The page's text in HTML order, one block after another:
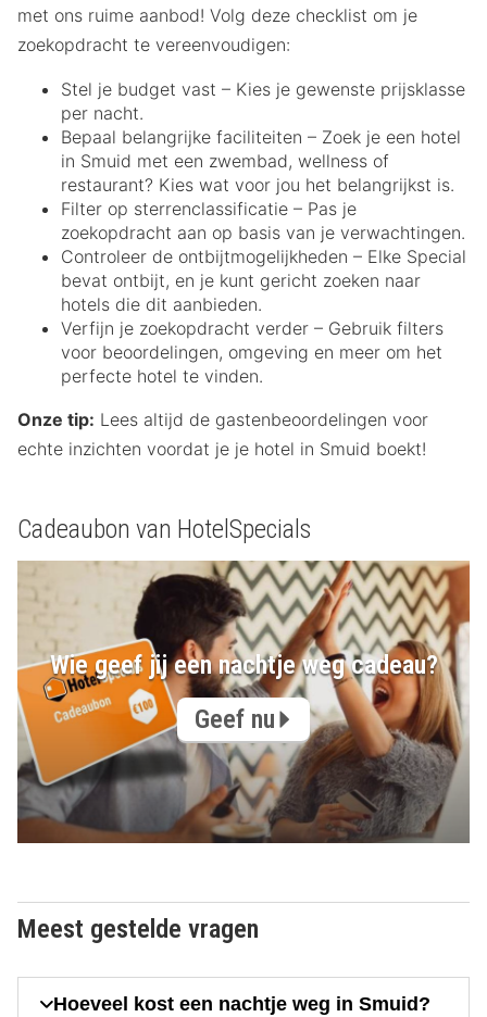
met ons ruime aanbod! Volg deze checklist om je
zoekopdracht te vereenvoudigen:
Stel je budget vast – Kies je gewenste prijsklasse
per nacht.
Bepaal belangrijke faciliteiten – Zoek je een hotel
in Smuid met een zwembad, wellness of
restaurant? Kies wat voor jou het belangrijkst is.
Filter op sterrenclassificatie – Pas je
zoekopdracht aan op basis van je verwachtingen.
Controleer de ontbijtmogelijkheden – Elke Special
bevat ontbijt, en je kunt gericht zoeken naar
hotels die dit aanbieden.
Verfijn je zoekopdracht verder – Gebruik filters
voor beoordelingen, omgeving en meer om het
perfecte hotel te vinden.
Onze tip: Lees altijd de gastenbeoordelingen voor
echte inzichten voordat je je hotel in Smuid boekt!
Cadeaubon van HotelSpecials
Wie geef jij een nachtje weg cadeau?
Geef nu
Meest gestelde vragen
Hoeveel kost een nachtje weg in Smuid?